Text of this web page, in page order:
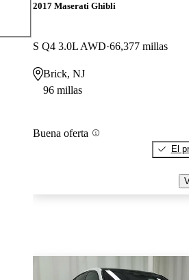
2017 Maserati Ghibli
S Q4 3.0L AWD 66,377 millas
Brick, NJ
96 millas
Buena oferta
El